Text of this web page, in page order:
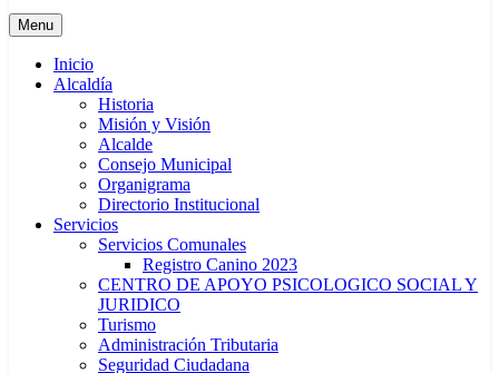
Menu
Inicio
Alcaldía
Historia
Misión y Visión
Alcalde
Consejo Municipal
Organigrama
Directorio Institucional
Servicios
Servicios Comunales
Registro Canino 2023
CENTRO DE APOYO PSICOLOGICO SOCIAL Y
JURIDICO
Turismo
Administración Tributaria
Seguridad Ciudadana